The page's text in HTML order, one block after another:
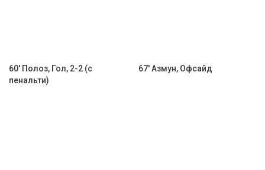
60' Полоз, Гол, 2-2 (с
пенальти)
67' Азмун, Офсайд